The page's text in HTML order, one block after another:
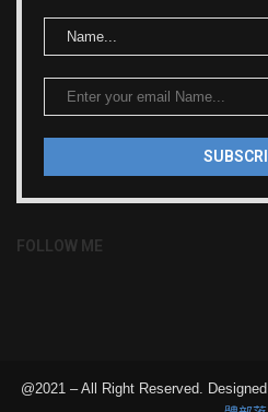
FOLLOW ME
@2021 – All Right Reserved.